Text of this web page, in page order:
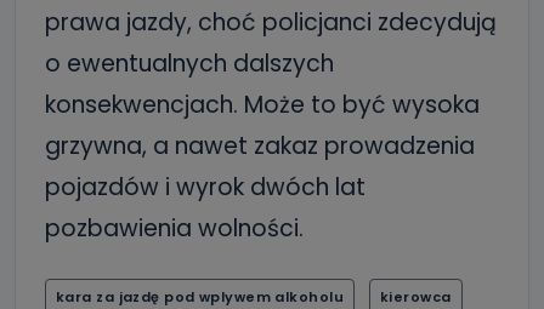
prawa jazdy, choć policjanci zdecydują
o ewentualnych dalszych
konsekwencjach. Może to być wysoka
grzywna, a nawet zakaz prowadzenia
pojazdów i wyrok dwóch lat
pozbawienia wolności.
kara za jazdę pod wplywem alkoholu kierowca